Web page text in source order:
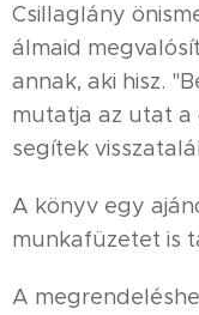
Csillaglány
álmaid
annak, aki hisz.
mutatja az utat a
segítek
A könyv egy
munkafüzetet is
A